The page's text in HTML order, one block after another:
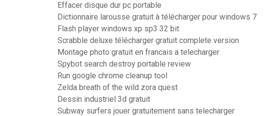
Effacer disque dur pc portable
Dictionnaire larousse gratuit à télécharger pour windows 7
Flash player windows xp sp3 32 bit
Scrabble deluxe télécharger gratuit complete version
Montage photo gratuit en francais a telecharger
Spybot search destroy portable review
Run google chrome cleanup tool
Zelda breath of the wild zora quest
Dessin industriel 3d gratuit
Subway surfers jouer gratuitement sans telecharger